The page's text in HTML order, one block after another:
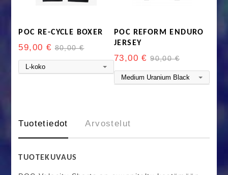
POC RE-CYCLE BOXER
59,00 € 80,00 €
POC REFORM ENDURO
JERSEY
73,00 € 90,00 €
Tuotetiedot Arvostelut
TUOTEKUVAUS